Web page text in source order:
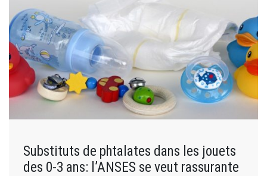
Substituts de phtalates dans les jouets
des 0-3 ans: l’ANSES se veut rassurante